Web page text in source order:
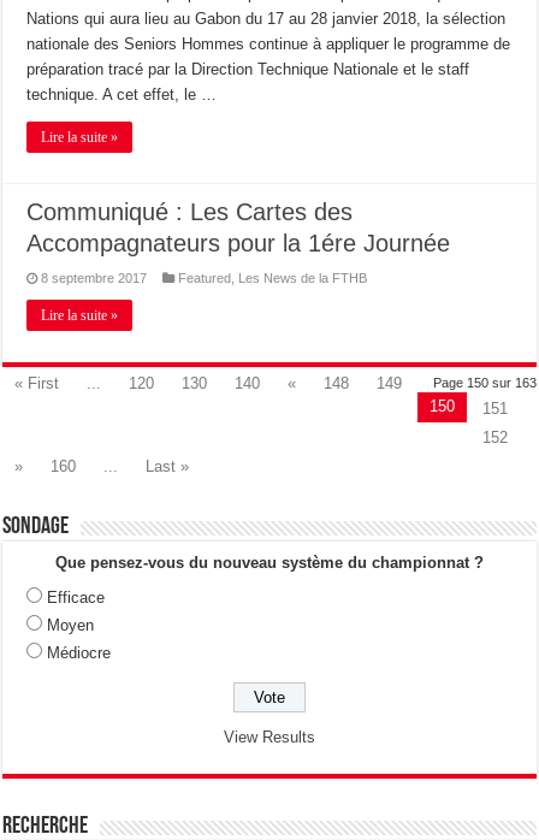
Nations qui aura lieu au Gabon du 17 au 28 janvier 2018, la sélection
nationale des Seniors Hommes continue à appliquer le programme de
préparation tracé par la Direction Technique Nationale et le staff
technique. A cet effet, le …
Lire la suite »
Communiqué : Les Cartes des
Accompagnateurs pour la 1ére Journée
8 septembre 2017 Featured Les News de la FTHB
Lire la suite »
Page 150 sur 163
« First 120 130 140 « 148
149
150
151
152
»
160 Last »
Sondage
Que pensez-vous du nouveau système du championnat ?
Efficace
Moyen
Médiocre
View Results
Recherche